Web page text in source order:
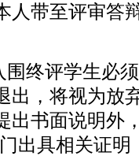
人带至评审答
终评学生必须
出，将视为放
出书面说明外
出具相关证